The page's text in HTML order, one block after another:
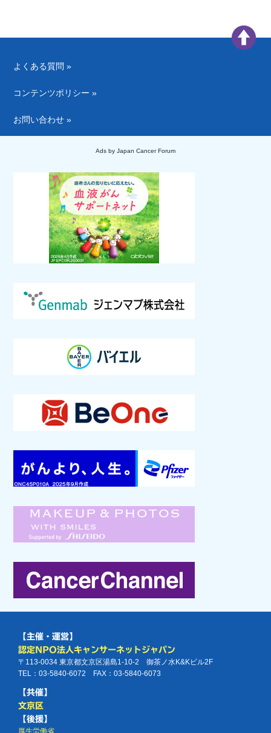
よくある質問 »
コンテンツポリシー »
お問い合わせ »
Ads by Japan Cancer Forum
【主催・運営】
認定NPO法人キャンサーネットジャパン
〒113-0034 東京都文京区湯島1-10-2 御茶ノ水K&Kビル2F
TEL：03-5840-6072 FAX：03-5840-6073
【共催】
文京区
【後援】
厚生労働省